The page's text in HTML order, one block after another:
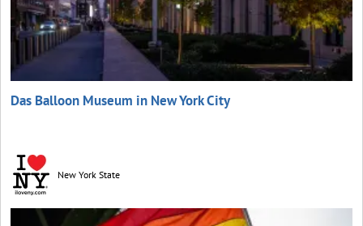
Das Balloon Museum in New York City
New York State